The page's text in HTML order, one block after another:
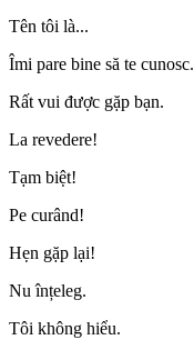
Tên tôi là...
Îmi pare bine să te cunosc.
Rất vui được gặp bạn.
La revedere!
Tạm biệt!
Pe curând!
Hẹn gặp lại!
Nu înțeleg.
Tôi không hiểu.